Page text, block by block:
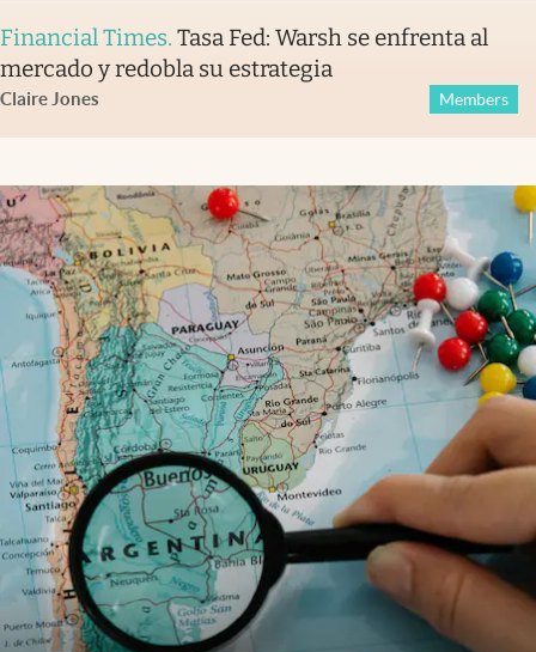
Financial Times. Tasa Fed: Warsh se enfrenta al
mercado y redobla su estrategia
Claire Jones Members